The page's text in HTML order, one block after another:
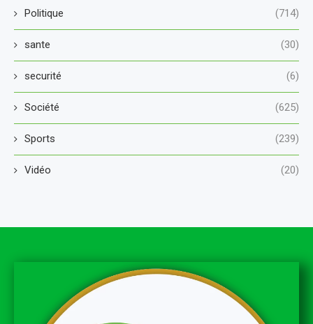
Politique (714)
sante (30)
securité (6)
Société (625)
Sports (239)
Vidéo (20)